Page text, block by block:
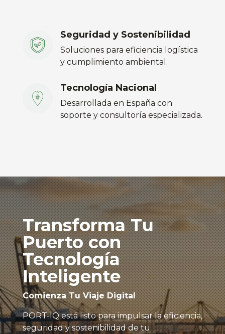
Seguridad y Sostenibilidad
Soluciones para eficiencia logística
y cumplimiento ambiental .
Tecnología Nacional
Desarrollada en España con
soporte y consultoría especializada.
Transforma Tu
Puerto con
Tecnología
Inteligente
Comienza Tu Viaje Digital
PORT-IQ está listo para impulsar la eficiencia,
seguridad y sostenibilidad de tu